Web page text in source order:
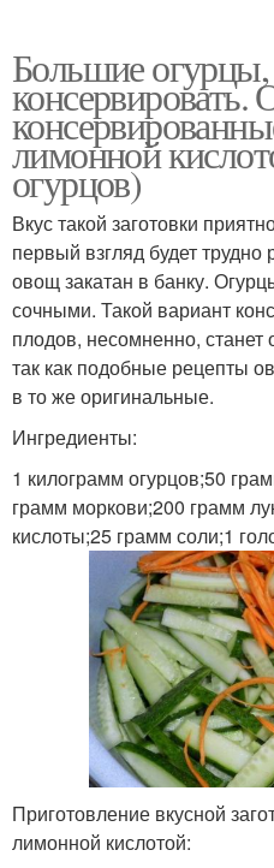
Большие огурцы,
консервировать.
лимонной
огурцов)
Вкус такой заготовки
первый взгляд будет трудно
овощ закатан в банку.
сочными. Такой вариант
плодов, несомненно,
так как подобные рецепты
в то же оригинальные.
Ингредиенты:
1 килограмм огурцов;50
грамм моркови;200 грамм
кислоты;25 грамм соли;1
Приготовление вкусной
лимонной кислотой: